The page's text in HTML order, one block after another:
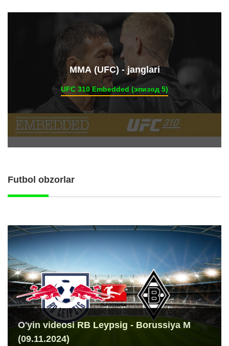
ММА (UFC) - janglari
UFC 310 Embedded (эпизод 5)
Futbol obzorlar
O'yin videosi RB Leypsig - Borussiya M
(09.11.2024)